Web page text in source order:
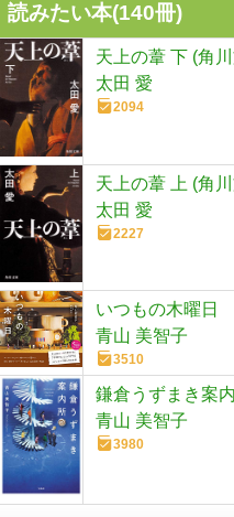
読みたい本(140冊)
天上の葦 下 (角
太田 愛
2094
天上の葦 上 (角
太田 愛
2227
いつもの木曜日
青山 美智子
3510
鎌倉うずまき案
青山 美智子
3980